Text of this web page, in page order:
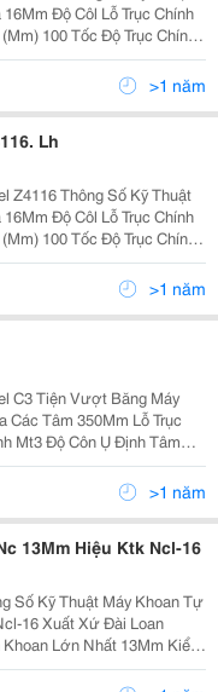
>1 năm
Lh
>1 năm
Mt2 Công Suất Động Cơ 350W Tốc Độ Trục Chính ...
>1 năm
13Mm Hiệu Ktk Ncl-16
16 Xuất Xứ Đài Loan